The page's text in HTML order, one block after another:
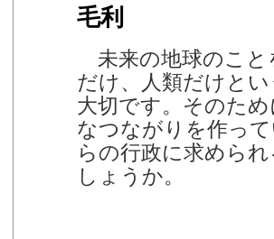
毛利
未来の地球のこと
だけ、人類だけと
大切です。そのた
なつながりを作っ
らの行政に求めら
しょうか。